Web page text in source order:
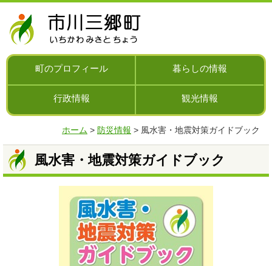
シ
ン
飛
町のプロフィール 暮らしの情報
行政情報 観光情報
ホーム > 防災情報 > 風水害・地震対策ガイドブック
風水害・地震対策ガイドブック